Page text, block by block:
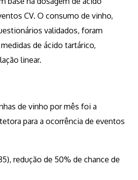
CV. O consumo de vinho,
validados, foram
de ácido tartárico,
linear.
de vinho por mês foi a
para a ocorrência de eventos
redução de 50% de chance de